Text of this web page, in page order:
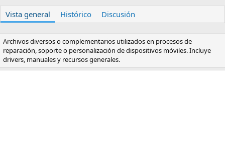
e
r
e
a
c
Vista general Histórico Discusión
Archivos diversos o complementarios utilizados en procesos de
reparación, soporte o personalización de dispositivos móviles. Incluye
drivers, manuales y recursos generales.